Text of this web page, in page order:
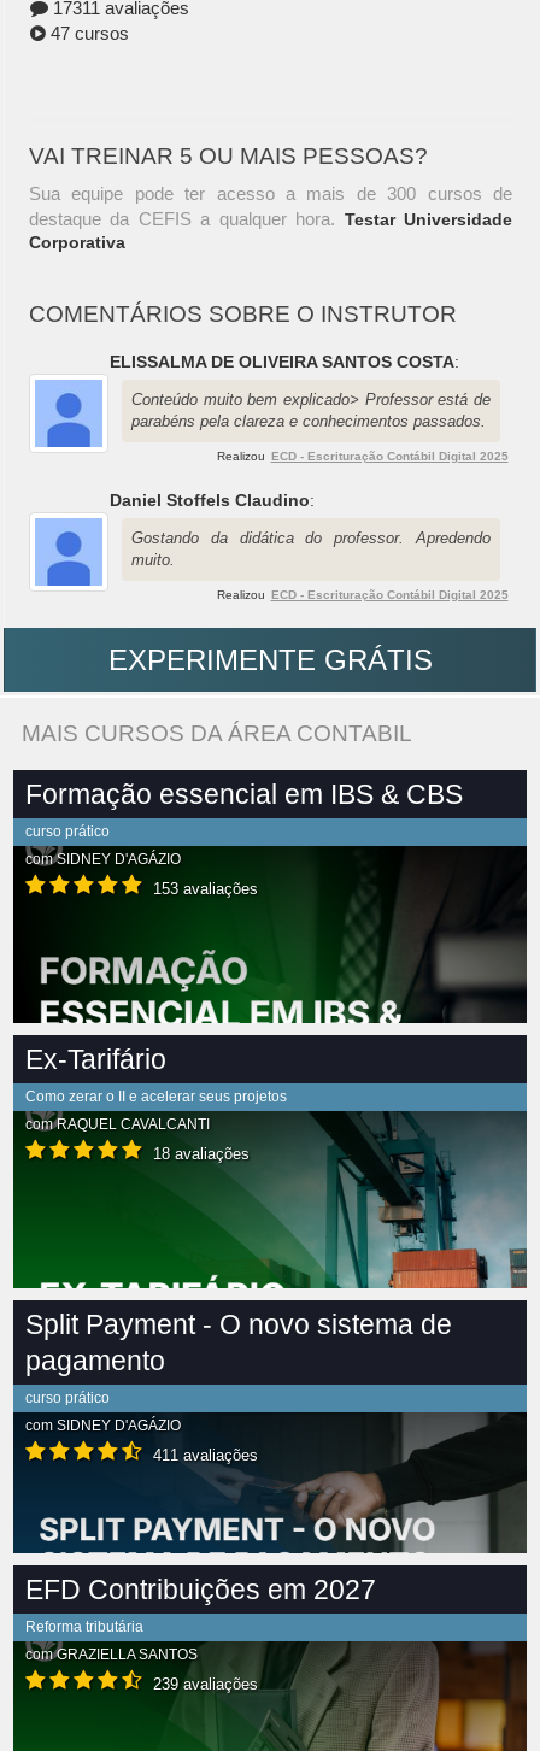
17311 avaliações
47 cursos
VAI TREINAR 5 OU MAIS PESSOAS?
Sua equipe pode ter acesso a mais de 300 cursos de
destaque da CEFIS a qualquer hora. Testar Universidade
Corporativa
COMENTÁRIOS SOBRE O INSTRUTOR
ELISSALMA DE OLIVEIRA SANTOS COSTA:
Conteúdo muito bem explicado> Professor está de
parabéns pela clareza e conhecimentos passados.
Realizou ECD - Escrituração Contábil Digital 2025
Daniel Stoffels Claudino:
Gostando da didática do professor. Apredendo
muito.
Realizou ECD - Escrituração Contábil Digital 2025
EXPERIMENTE GRÁTIS
MAIS CURSOS DA ÁREA CONTABIL
Formação essencial em IBS & CBS
curso prático
comSIDNEY D'AGÁZIO
153 avaliações
Ex-Tarifário
Como zerar o II e acelerar seus projetos
comRAQUEL CAVALCANTI
18 avaliações
Split Payment - O novo sistema de
pagamento
curso prático
com SIDNEY D'AGÁZIO
411 avaliações
EFD Contribuições em 2027
Reforma tributária
comGRAZIELLA SANTOS
239 avaliações